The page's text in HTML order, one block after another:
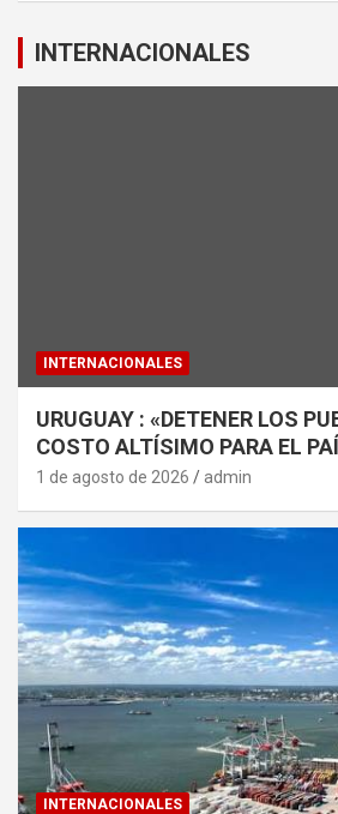
INTERNACIONALES
INTERNACIONALES
URUGUAY : «DETENER LOS
COSTO ALTÍSIMO PARA EL
1 de agosto de 2026 admin
INTERNACIONALES